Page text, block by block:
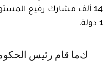
أكتوبر المقبل، بحضور مرتقب لـ
كما قام رئيس الحكومة مرفوقا بأعضاء اللجنة، بجولة في الفضاء الذي سيحتضن